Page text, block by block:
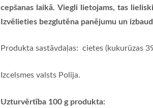
cepšanas laikā. Viegli lietojams, tas
Izvēlieties bezglutēna panējumu un
Produkta sastāvdaļas: cietes (kukurūzas
Izcelsmes valsts Polija.
Uzturvērtība 100 g produkta: